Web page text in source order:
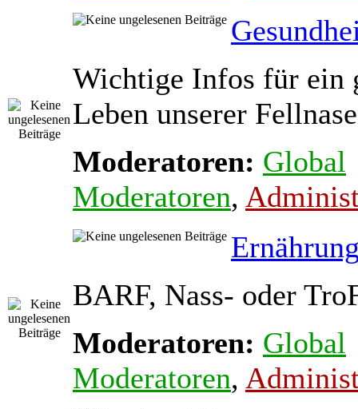
Wichtige Infos für ein
Leben unserer
Moderatoren: Global
Moderatoren,
BARF, Nass- oder
Moderatoren: Global
Moderatoren,